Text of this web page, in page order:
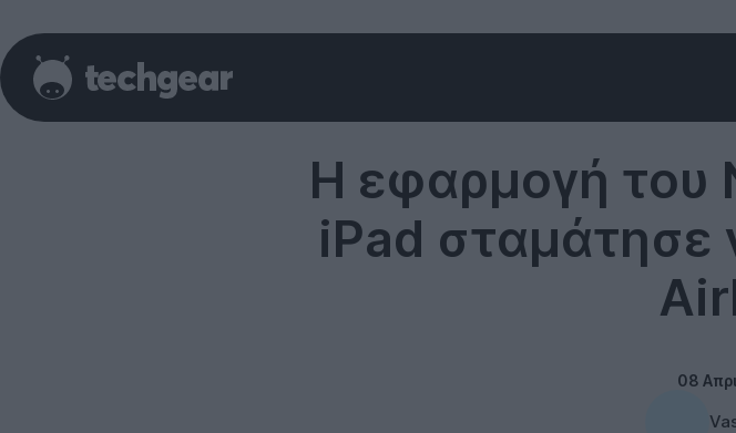
Η εφαρμογή του
iPad σταμάτησε
08